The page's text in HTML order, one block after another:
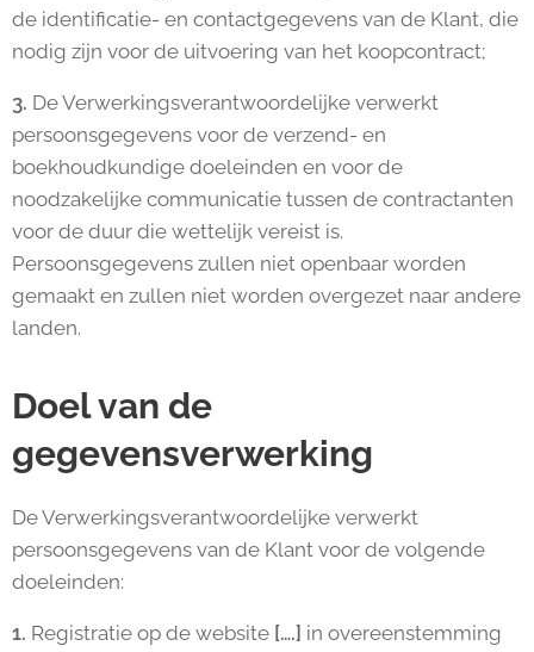
de identificatie- en contactgegevens van de Klant, die
nodig zijn voor de uitvoering van het koopcontract;
3. De Verwerkingsverantwoordelijke verwerkt
persoonsgegevens voor de verzend- en
boekhoudkundige doeleinden en voor de
noodzakelijke communicatie tussen de contractanten
voor de duur die wettelijk vereist is.
Persoonsgegevens zullen niet openbaar worden
gemaakt en zullen niet worden overgezet naar andere
landen.
Doel van de
gegevensverwerking
De Verwerkingsverantwoordelijke verwerkt
persoonsgegevens van de Klant voor de volgende
doeleinden:
1. Registratie op de website [….] in overeenstemming